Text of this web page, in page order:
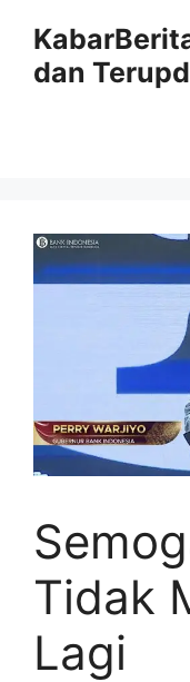
dan
Tidak
Lagi